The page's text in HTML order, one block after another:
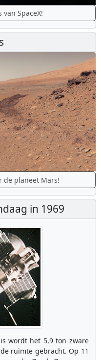
SpaceX!
de planeet Mars!
in 1969
wordt het 5,9 ton zware
ruimte gebracht. Op 11